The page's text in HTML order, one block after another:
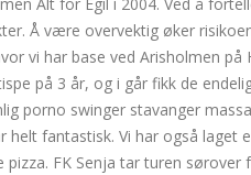
Å være overvektig øker
vi har base ved Arisholmen
på 3 år, og i går fikk de
porno swinger stavanger
fantastisk. Vi har også laget
FK Senja tar turen